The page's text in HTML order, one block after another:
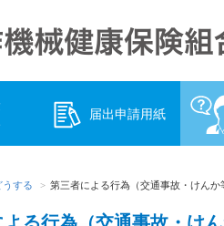
届出申請用紙
うする 第三者による行為（交通事故・けんか